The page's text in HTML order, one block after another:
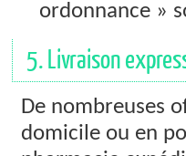
ordonnance »
5. Livraison
De nombreuses
domicile ou en